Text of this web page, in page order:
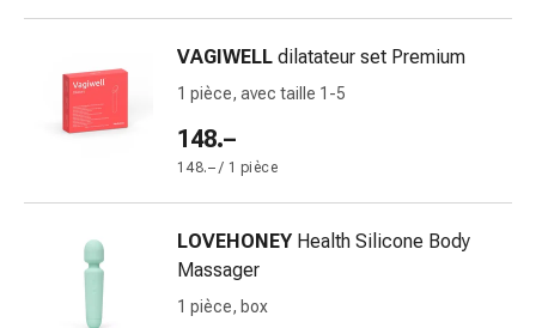
plaies
adhésifs
Pommade
Tampons
Oreilles
et
yeux
VAGIWELL dilatateur set Premium
1 pièce, avec taille 1-5
148.–
148.– / 1 pièce
LOVEHONEY Health Silicone Body
Massager
1 pièce, box